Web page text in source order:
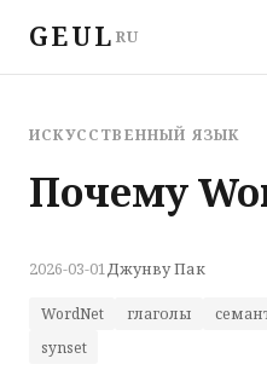
GEUL RU
ИСКУССТВЕННЫЙ ЯЗЫК
Почему
2026-03-01Джунву Пак
WordNet глаголы
synset